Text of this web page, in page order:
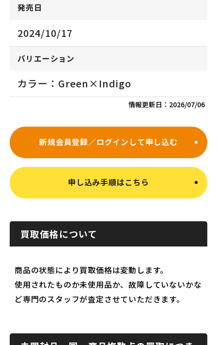
発売日
2024/10/17
バリエーション
カラー：Green×Indigo
情報更新日： 2026/07/06
新規会員登録／ログインして申し込む
申し込み手順はこちら
買取価格について
商品の状態により買取価格は変動します。
使用されたものか未使用品か、故障していないかな
ど専門のスタッフが査定させていただきます。